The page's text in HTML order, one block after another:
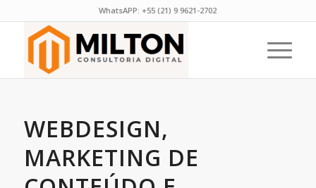
WhatsAPP:+55 (21) 9 9621-2702
WEBDESIGN,
MARKETING DE